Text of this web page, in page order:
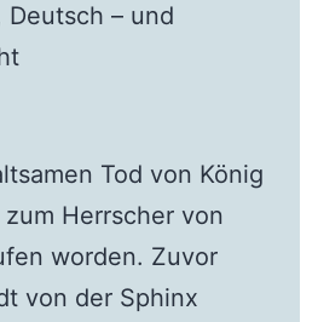
– und
Tod von König
Herrscher von
worden. Zuvor
von der Sphinx